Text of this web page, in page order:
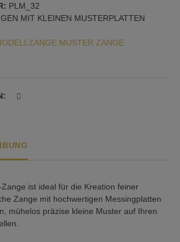
PLM_32
MIT KLEINEN MUSTERPLATTEN
MUSTER ZANGE
ist ideal für die Kreation feiner
Zange mit hochwertigen Messingplatten
mühelos präzise kleine Muster auf Ihren